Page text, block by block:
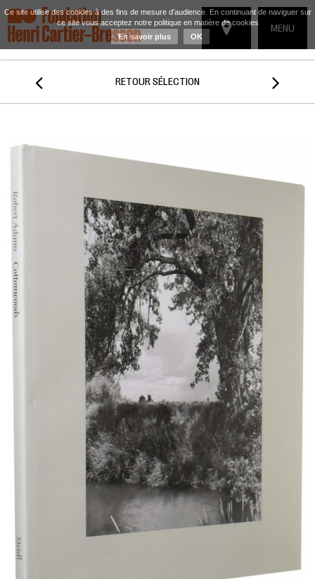
TOGGLE
MENU
 RETOUR SÉLECTION 
Ce site utilise des cookies à des fins de mesure d'audience. En continuant de naviguer sur
ce site vous acceptez notre politique en matière de cookies
En savoir plus
OK